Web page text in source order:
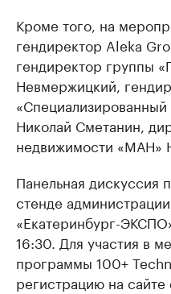
Кроме того, на
гендиректор Aleka
гендиректор группы
Невмержицкий,
Николай Сметанин,
недвижимости «МАН»
Панельная дискуссия
стенде
«Екатеринбург-
16:30. Для участия в
программы 100+
регистрацию на сайте